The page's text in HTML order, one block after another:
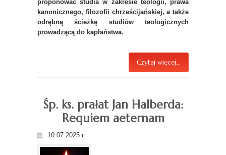
proponować studia w zakresie teologii, prawa
kanonicznego, filozofii chrześcijańskiej, a także
odrębną ścieżkę studiów teologicznych
prowadzącą do kapłaństwa.
Czytaj więcej...
Śp. ks. prałat Jan Halberda:
Requiem aeternam
10.07.2025 r.